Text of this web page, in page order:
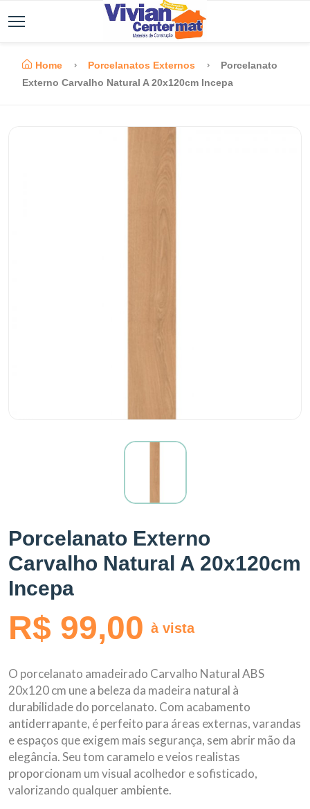
Home Porcelanatos Externos
Porcelanato
Externo Carvalho Natural A 20x120cm Incepa
Porcelanato Externo
Carvalho Natural A 20x120cm
Incepa
R$ 99,00 à vista
O porcelanato amadeirado Carvalho Natural ABS
20x120 cm une a beleza da madeira natural à
durabilidade do porcelanato. Com acabamento
antiderrapante, é perfeito para áreas externas, varandas
e espaços que exigem mais segurança, sem abrir mão da
elegância. Seu tom caramelo e veios realistas
proporcionam um visual acolhedor e sofisticado,
valorizando qualquer ambiente.